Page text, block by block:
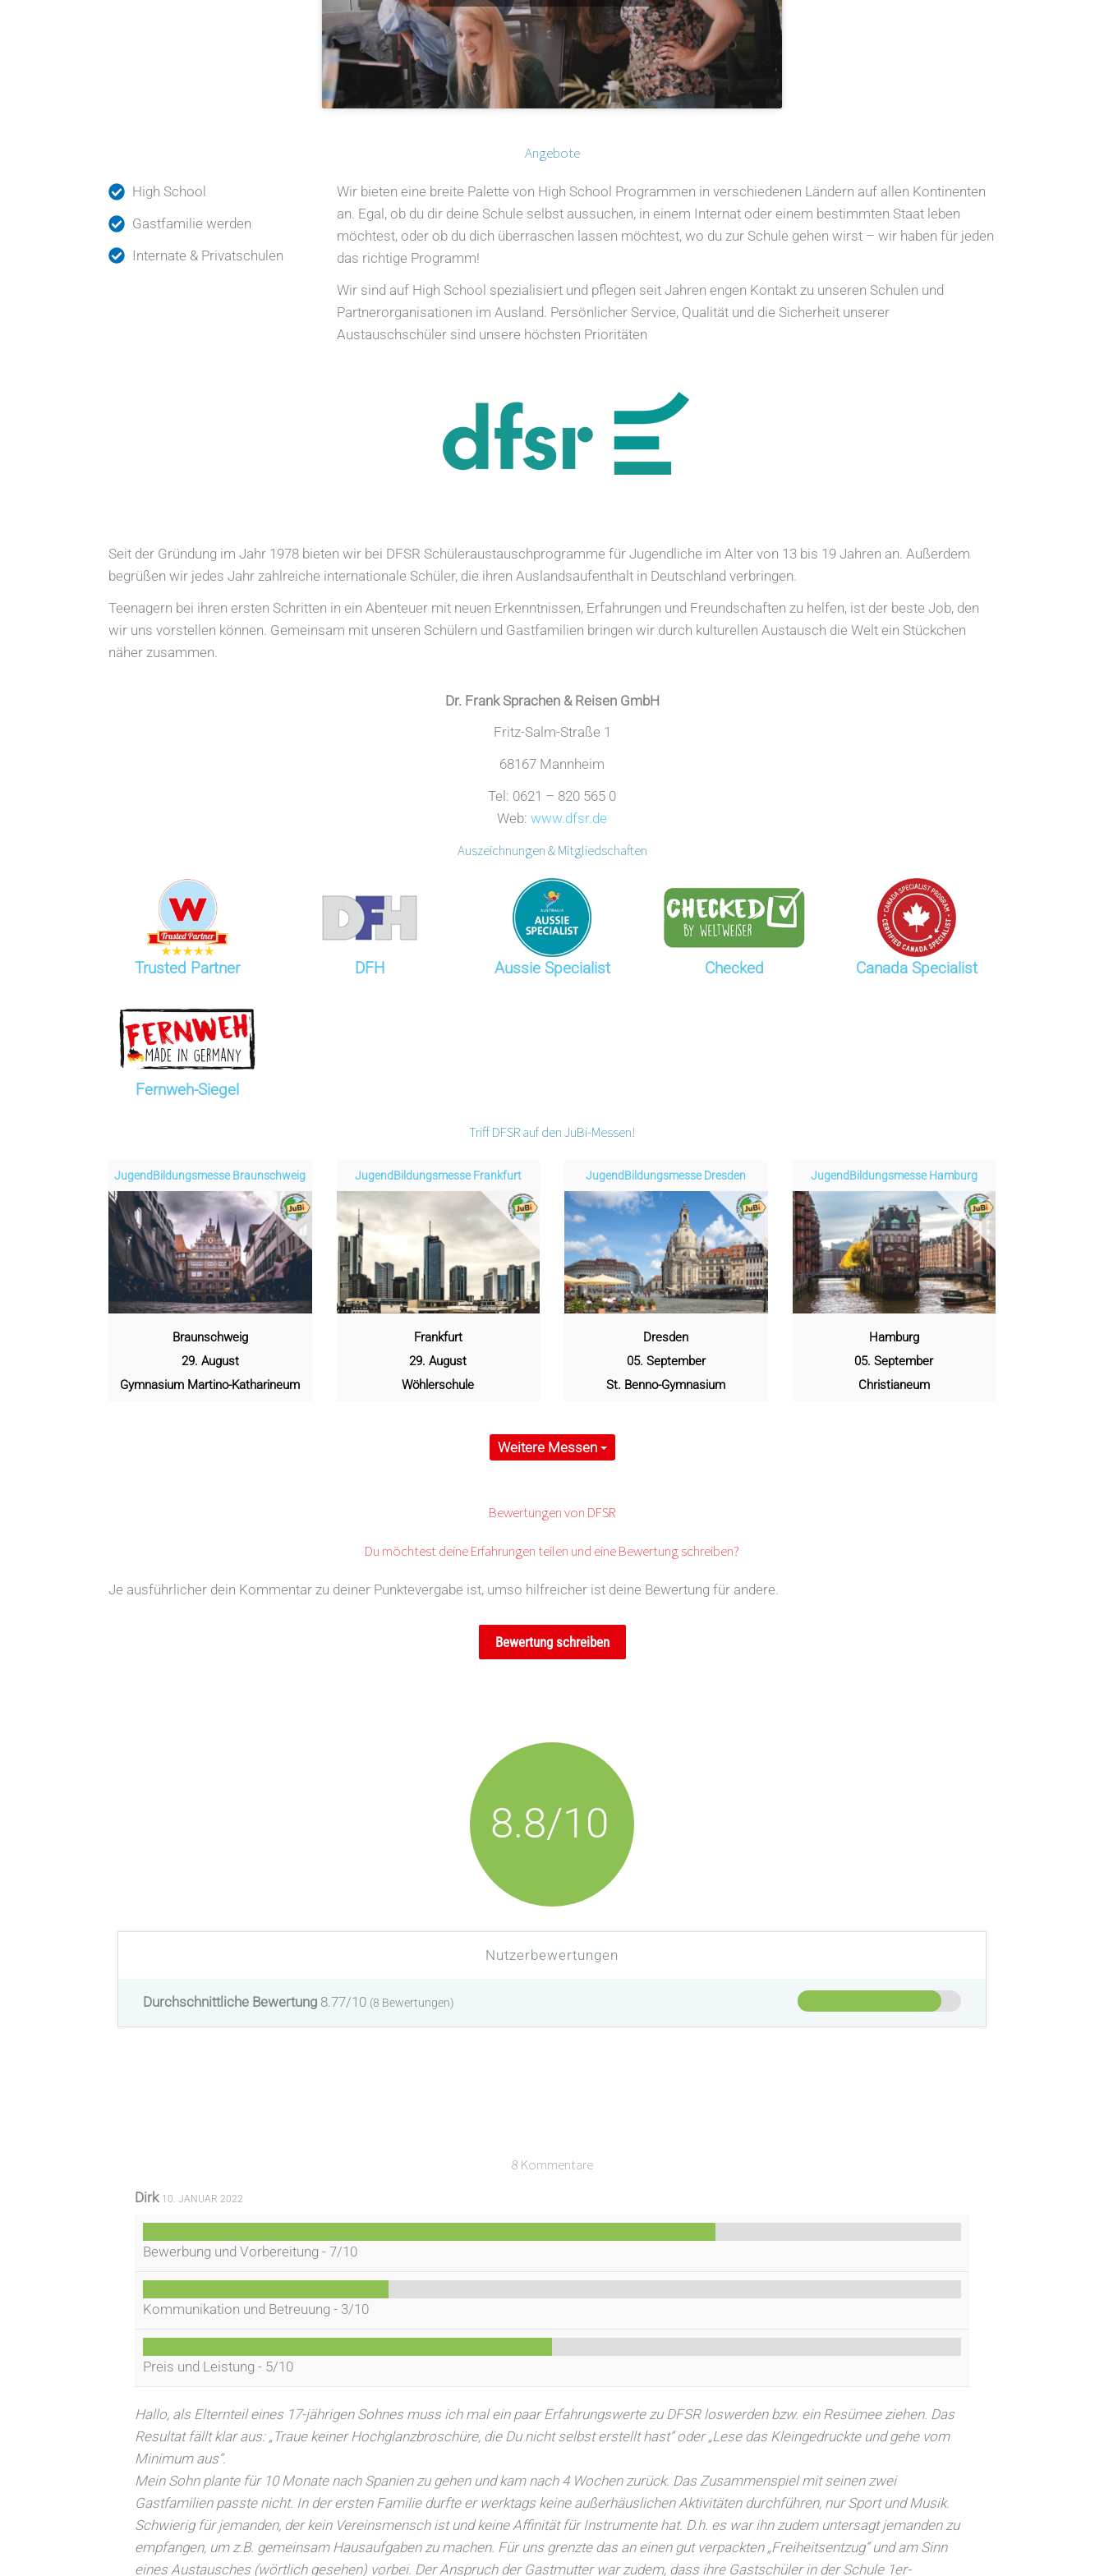
Angebote
High School
Gastfamilie werden
Internate & Privatschulen
Wir bieten eine breite Palette von High School Programmen in verschiedenen Ländern auf allen Kontinenten
an. Egal, ob du dir deine Schule selbst aussuchen, in einem Internat oder einem bestimmten Staat leben
möchtest, oder ob du dich überraschen lassen möchtest, wo du zur Schule gehen wirst – wir haben für jeden
das richtige Programm!
Wir sind auf High School spezialisiert und pflegen seit Jahren engen Kontakt zu unseren Schulen und
Partnerorganisationen im Ausland. Persönlicher Service, Qualität und die Sicherheit unserer
Austauschschüler sind unsere höchsten Prioritäten
Seit der Gründung im Jahr 1978 bieten wir bei DFSR Schüleraustauschprogramme für Jugendliche im Alter von 13 bis 19 Jahren an. Außerdem
begrüßen wir jedes Jahr zahlreiche internationale Schüler, die ihren Auslandsaufenthalt in Deutschland verbringen.
Teenagern bei ihren ersten Schritten in ein Abenteuer mit neuen Erkenntnissen, Erfahrungen und Freundschaften zu helfen, ist der beste Job, den
wir uns vorstellen können. Gemeinsam mit unseren Schülern und Gastfamilien bringen wir durch kulturellen Austausch die Welt ein Stückchen
näher zusammen.
Dr. Frank Sprachen & Reisen GmbH
Fritz-Salm-Straße 1
68167 Mannheim
Tel: 0621 – 820 565 0
Web: www.dfsr.de
Auszeichnungen & Mitgliedschaften
Trusted Partner DFH Aussie Specialist Checked Canada Specialist
Fernweh-Siegel
Triff DFSR auf den JuBi-Messen!
Jugend­­­­­Bildungsmess­e Braunschweig
Braunschweig
29. August
Gymnasium Martino-Katharineum
Jugend­­­­­Bildungsmess­e Frankfurt
Frankfurt
29. August
Wöhlerschule
Jugend­­­­­Bildungsmess­e Dresden
Dresden
05. September
St. Benno-Gymnasium
Jugend­­­­­Bildungsmess­e Hamburg
Hamburg
05. September
Christianeum
Weitere Messen
Bewertungen von DFSR
Du möchtest deine Erfahrungen teilen und eine Bewertung schreiben?
Je ausführlicher dein Kommentar zu deiner Punktevergabe ist, umso hilfreicher ist deine Bewertung für andere.
Bewertung schreiben
8.8/10
Nutzerbewertungen
Durchschnittliche Bewertung 8.77/10 (8 Bewertungen)
8 Kommentare
Dirk 10. JANUAR 2022
Bewerbung und Vorbereitung -7/10
Kommunikation und Betreuung - 3/10
Preis und Leistung - 5/10
Hallo, als Elternteil eines 17-jährigen Sohnes muss ich mal ein paar Erfahrungswerte zu DFSR loswerden bzw. ein Resümee ziehen. Das
Resultat fällt klar aus: „Traue keiner Hochglanzbroschüre, die Du nicht selbst erstellt hast“ oder „Lese das Kleingedruckte und gehe vom
Minimum aus“.
Mein Sohn plante für 10 Monate nach Spanien zu gehen und kam nach 4 Wochen zurück. Das Zusammenspiel mit seinen zwei
Gastfamilien passte nicht. In der ersten Familie durfte er werktags keine außerhäuslichen Aktivitäten durchführen, nur Sport und Musik.
Schwierig für jemanden, der kein Vereinsmensch ist und keine Affinität für Instrumente hat. D.h. es war ihn zudem untersagt jemanden zu
empfangen, um z.B. gemeinsam Hausaufgaben zu machen. Für uns grenzte das an einen gut verpackten „Freiheitsentzug“ und am Sinn
eines Austausches (wörtlich gesehen) vorbei. Der Anspruch der Gastmutter war zudem, dass ihre Gastschüler in der Schule 1er-